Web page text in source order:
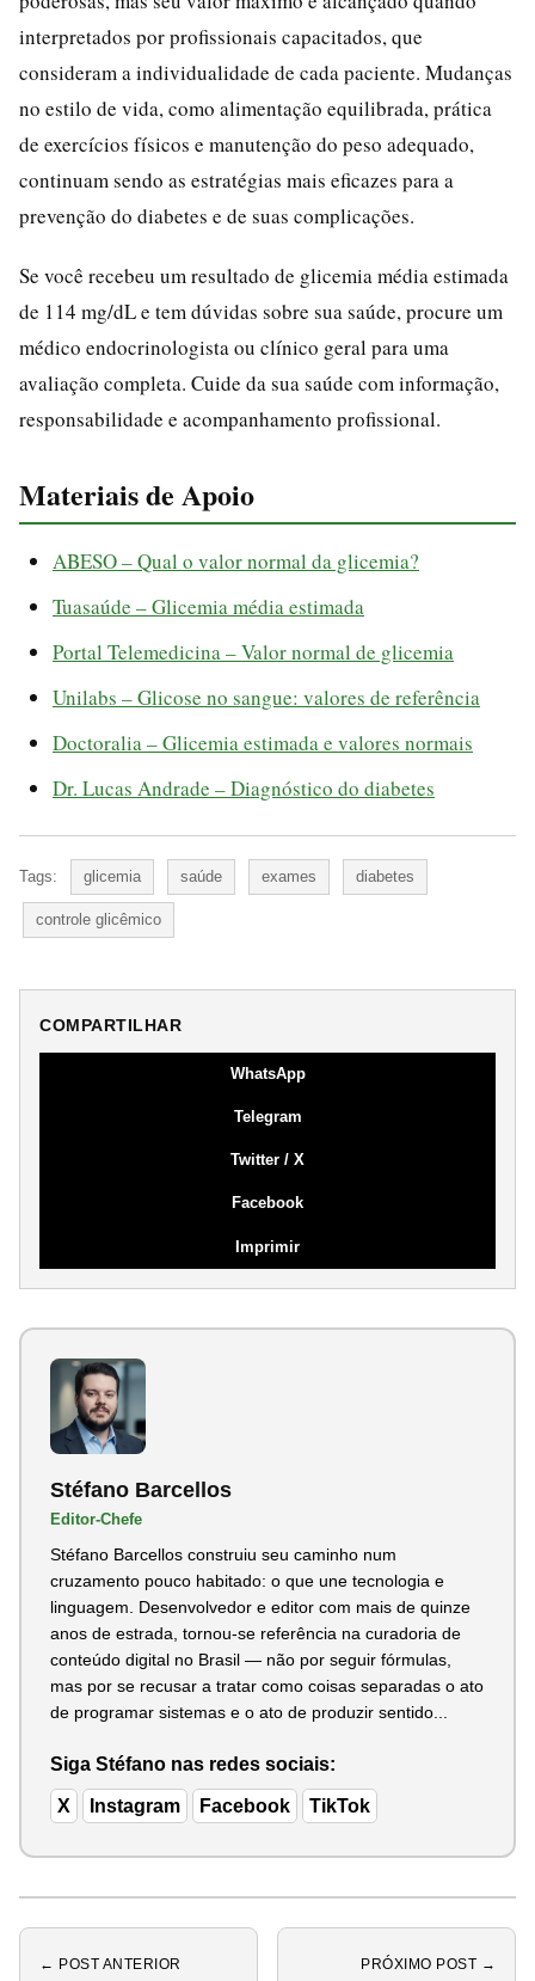
interpretados por profissionais capacitados, que
consideram a individualidade de cada paciente. Mudanças
no estilo de vida, como alimentação equilibrada, prática
de exercícios físicos e manutenção do peso adequado,
continuam sendo as estratégias mais eficazes para a
prevenção do diabetes e de suas complicações.
Se você recebeu um resultado de glicemia média estimada
de 114 mg/dL e tem dúvidas sobre sua saúde, procure um
médico endocrinologista ou clínico geral para uma
avaliação completa. Cuide da sua saúde com informação,
responsabilidade e acompanhamento profissional.
Materiais de Apoio
ABESO – Qual o valor normal da glicemia?
Tuasaúde – Glicemia média estimada
Portal Telemedicina – Valor normal de glicemia
Unilabs – Glicose no sangue: valores de referência
Doctoralia – Glicemia estimada e valores normais
Dr. Lucas Andrade – Diagnóstico do diabetes
Tags: glicemia saúde exames diabetes
controle glicêmico
COMPARTILHAR
WhatsApp
Telegram
Twitter / X
Facebook
Imprimir
Stéfano Barcellos
Editor-Chefe
Stéfano Barcellos construiu seu caminho num
cruzamento pouco habitado: o que une tecnologia e
linguagem. Desenvolvedor e editor com mais de quinze
anos de estrada, tornou-se referência na curadoria de
conteúdo digital no Brasil — não por seguir fórmulas,
mas por se recusar a tratar como coisas separadas o ato
de programar sistemas e o ato de produzir sentido...
Siga Stéfano nas redes sociais:
X Instagram Facebook TikTok
← POST ANTERIOR PRÓXIMO POST →